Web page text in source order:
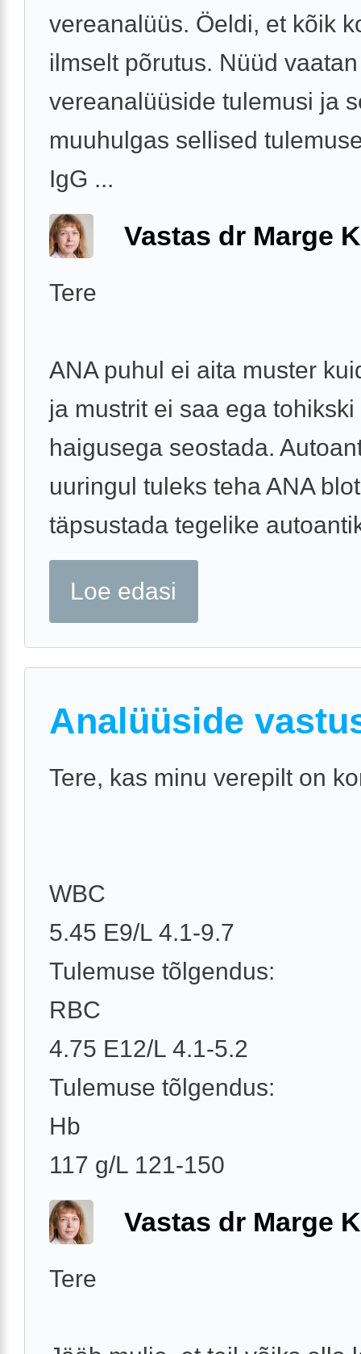
vereanalüüs. Öeldi, et kõik
ilmselt põrutus. Nüüd vaatan
vereanalüüside tulemusi ja
muuhulgas sellised
IgG ...
Vastas dr Marge
Tere
ANA puhul ei aita muster
ja mustrit ei saa ega
haigusega seostada.
uuringul tuleks teha ANA
täpsustada tegelike
Loe edasi
Analüüside
Tere, kas minu verepilt on
WBC
5.45 E9/L 4.1-9.7
Tulemuse tõlgendus:
RBC
4.75 E12/L 4.1-5.2
Tulemuse tõlgendus:
Hb
117 g/L 121-150
Vastas dr Marge
Tere